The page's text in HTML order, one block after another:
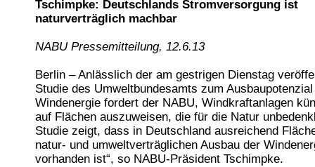
Tschimpke: Deutschlands Stromversorgung ist
naturverträglich machbar
NABU Pressemitteilung, 12.6.13
Berlin – Anlässlich der am gestrigen Dienstag
Studie des Umweltbundesamts zum
Windenergie fordert der NABU, Windkraftanlagen
auf Flächen auszuweisen, die für die Natur
Studie zeigt, dass in Deutschland ausreichend
natur- und umweltverträglichen Ausbau der
vorhanden ist“, so NABU-Präsident Tschimpke.